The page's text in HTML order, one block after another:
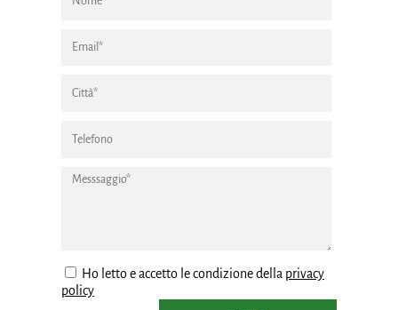
Ho letto e accetto le condizione della privacy
policy